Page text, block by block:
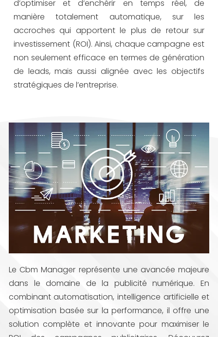
d’optimiser et d’enchérir en temps réel, de
manière totalement automatique, sur les
accroches qui apportent le plus de retour sur
investissement (ROI). Ainsi, chaque campagne est
non seulement efficace en termes de génération
de leads, mais aussi alignée avec les objectifs
stratégiques de l’entreprise.
Le Cbm Manager représente une avancée majeure
dans le domaine de la publicité numérique. En
combinant automatisation, intelligence artificielle et
optimisation basée sur la performance, il offre une
solution complète et innovante pour maximiser le